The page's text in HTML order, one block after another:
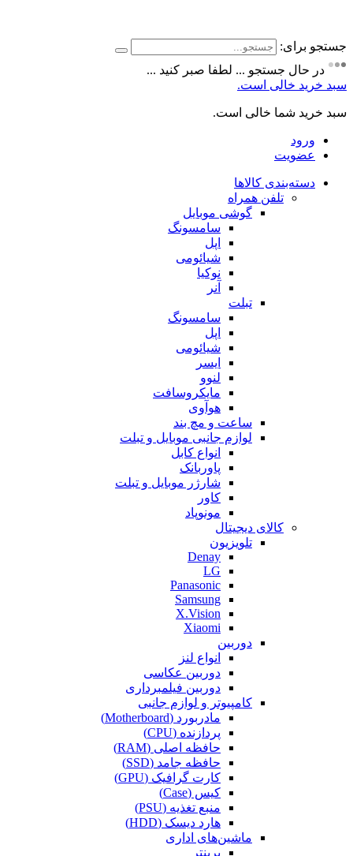
جستجو برای:
در حال جستجو ... لطفا صبر کنید ...
سبد خرید خالی است.
سبد خرید شما خالی است.
ورود
عضویت
دسته‌بندی کالاها
تلفن همراه
گوشی موبایل
سامسونگ
اپل
شیائومی
نوکیا
آنر
تبلت
سامسونگ
اپل
شیائومی
ایسر
لنوو
مایکروسافت
هوآوی
ساعت و مچ بند
لوازم جانبی موبایل و تبلت
انواع کابل
پاوربانک
شارژر موبایل و تبلت
کاور
مونوپاد
کالای دیجیتال
تلویزیون
Denay
LG
Panasonic
Samsung
X.Vision
Xiaomi
دوربین
انواع لنز
دوربین عکاسی
دوربین فیلمبرداری
کامپیوتر و لوازم جانبی
مادربورد (Motherboard)
پردازنده (CPU)
حافظه اصلی (RAM)
حافظه جامد (SSD)
کارت گرافیک (GPU)
کیس (Case)
منبع تغذیه (PSU)
هارد دیسک (HDD)
ماشین‌های اداری
پرینتر